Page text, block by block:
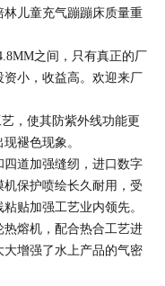
儿童充气蹦蹦床质量重
之间，只有真正的厂
小，收益高。欢迎来厂
，使其防紫外线功能更
褪色现象。
道加强缝纫，进口数字
保护喷绘长久耐用，受
贴加强工艺业内领先。
熔机，配合热合工艺进
增强了水上产品的气密